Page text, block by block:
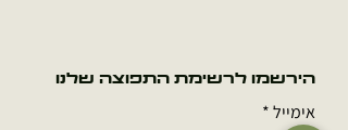
הירשמו לרשימת התפוצה שלנו
אימייל